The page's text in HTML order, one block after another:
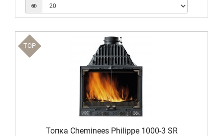
TOP
Топка Cheminees Philippe 1000-3 SR